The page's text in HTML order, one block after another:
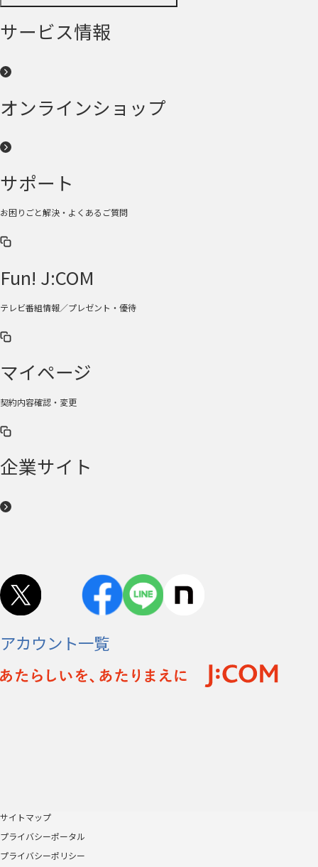
サービス情報
オンラインショップ
サポート
お困りごと解決・よくあるご質問
Fun! J:COM
テレビ番組情報／プレゼント・優待
マイページ
契約内容確認・変更
企業サイト
アカウント一覧
サイトマップ
プライバシーポータル
プライバシーポリシー